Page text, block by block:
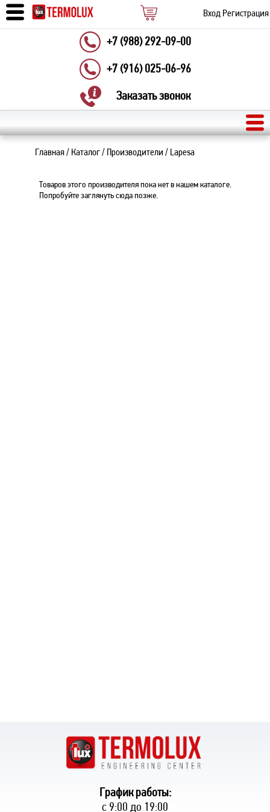
Вход Регистрация
+7 (988) 292-09-00
+7 (916) 025-06-96
Заказать звонок
Главная/ Каталог/ Производители / Lapesa
Товаров этого производителя пока нет в нашем каталоге.
Попробуйте заглянуть сюда позже.
График работы:
с 9:00 до 19:00